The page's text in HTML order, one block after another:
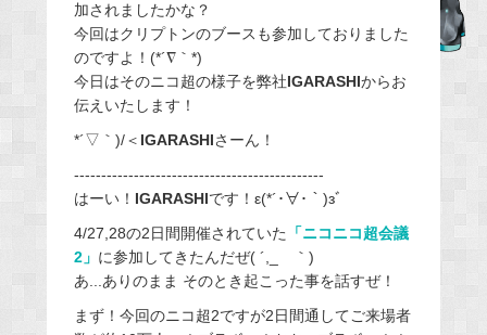
b
o
o
加されましたかな？
今回はクリプトンのブースも参加しておりました
のですよ！(*´∇｀*)
今日はそのニコ超の様子を弊社IGARASHIからお
伝えいたします！
*´▽｀)/＜ IGARASHIさーん！
----------------------------------------------
はーい！ IGARASHIです！ε(*´･∀･｀)зﾞ
4/27,28の2日間開催されていた 「ニコニコ超会議
2」 に参加してきたんだぜ( ´,_ゝ｀)
あ...ありのまま そのとき起こった事を話すぜ！
まず！今回のニコ超2ですが2日間通してご来場者